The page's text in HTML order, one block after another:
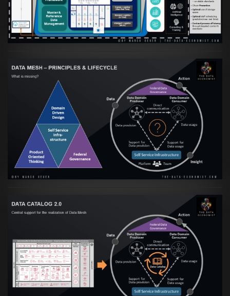
VIEW
Artikel:Data Mesh Ökosysteme: Die
Transformation zur Data Inspired Human
Culture
VIEW
Artikel:Data Mesh Ökosysteme: Die
Transformation zur Data Inspired Human
Culture
VIEW